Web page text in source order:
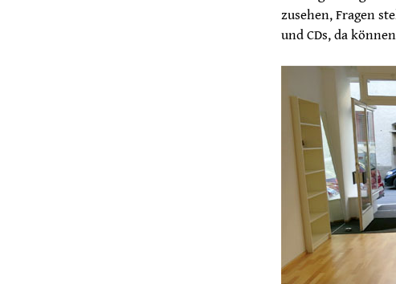
zusehen, Fragen
und CDs, da